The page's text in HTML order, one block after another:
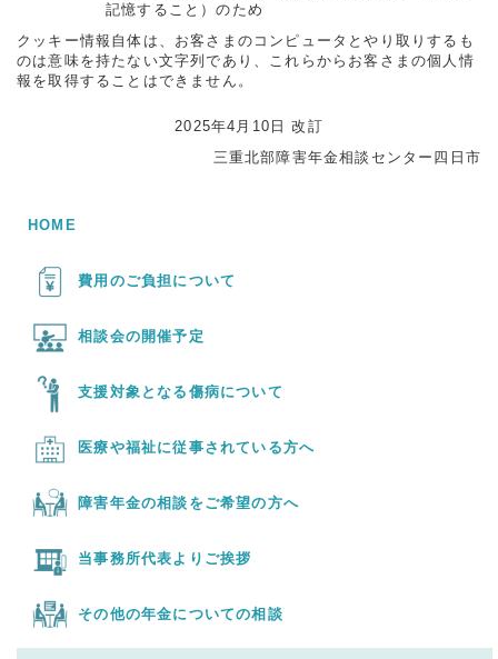
記憶すること）のため
クッキー情報自体は、お客さまのコンピュータとやり取りするも
のは意味を持たない文字列であり、これらからお客さまの個人情
報を取得することはできません。
2025年4月10日 改訂
三重北部障害年金相談センター四日市
HOME
費用のご負担について
相談会の開催予定
支援対象となる傷病について
医療や福祉に従事されている方へ
障害年金の相談をご希望の方へ
当事務所代表よりご挨拶
その他の年金についての相談